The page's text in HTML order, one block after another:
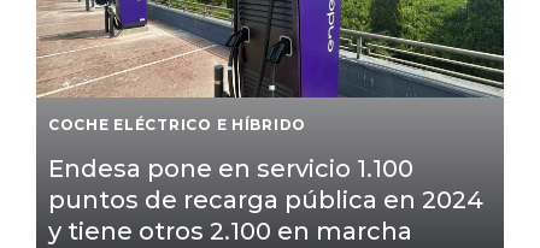
COCHE ELÉCTRICO E HÍBRIDO
Endesa pone en servicio 1.100
puntos de recarga pública en 2024
y tiene otros 2.100 en marcha